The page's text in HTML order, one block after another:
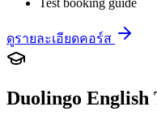
Test booking guide
ดูรายละเอียดคอร์ส
Duolingo English